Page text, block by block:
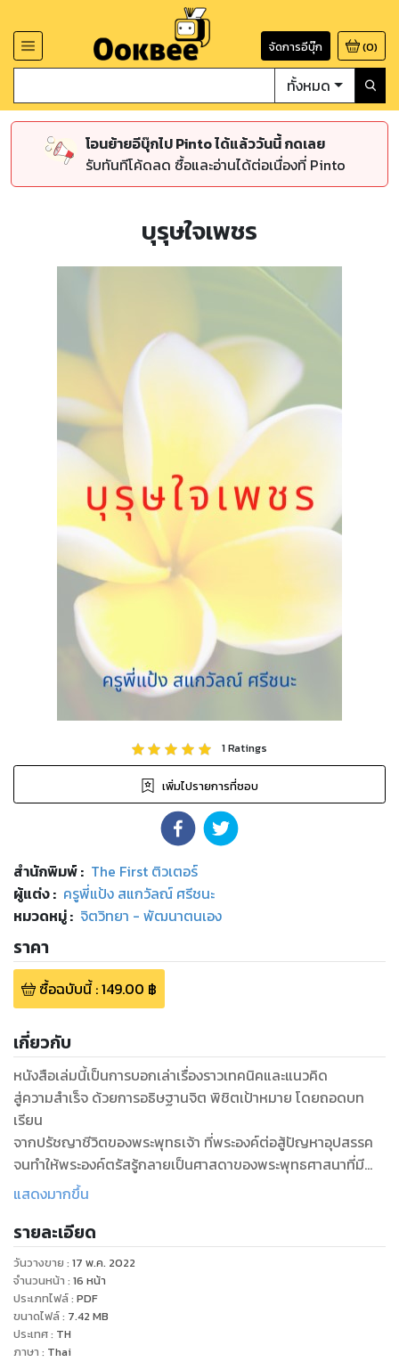
จัดการอีบุ๊ก (0)
ทั้งหมด
โอนย้ายอีบุ๊กไป Pinto ได้แล้ววันนี้ กดเลย
รับทันทีโค้ดลด ซื้อและอ่านได้ต่อเนื่องที่ Pinto
บุรุษใจเพชร
1Ratings
เพิ่มไปรายการที่ชอบ
สำนักพิมพ์: The First ติวเตอร์
ผู้แต่ง : ครูพี่แป้ง สแกวัลณ์ ศรีชนะ
หมวดหมู่: จิตวิทยา - พัฒนาตนเอง
ราคา
ซื้อฉบับนี้:149.00 ฿
เกี่ยวกับ
หนังสือเล่มนี้เป็นการบอกเล่าเรื่องราวเทคนิคและแนวคิด
สู่ความสำเร็จ ด้วยการอธิษฐานจิต พิชิตเป้าหมาย โดยถอดบท
เรียน
จากปรัชญาชีวิตของพระพุทธเจ้า ที่พระองค์ต่อสู้ปัญหาอุปสรรค
จนทำให้พระองค์ตรัสรู้กลายเป็นศาสดาของพระพุทธศาสนาที่มี
ผู้คนนับถือกันทั่วโลก และได้ชื่อว่าเป็น "บุรุษใจเพชร"
หากท่านได้ฟังเรื่องราวในหนังสือเล่มนี้แล้ว คงจะจุดประกายฝัน
ทำให้ท่านมีแรงบัลดาลใจ กล้าที่จะตัดสินใจลงมือทำให้เป้าหมาย
เป็นจริง
พร้อมต่อสู้กับอุปสรรคระหว่างการเดินทางสู่เป้าหมาย
แสดงมากขึ้น
รายละเอียด
วันวางขาย : 17 พ.ค. 2022
จำนวนหน้า : 16 หน้า
ประเภทไฟล์: PDF
ขนาดไฟล์: 7.42 MB
ประเทศ: TH
ภาษา : Thai